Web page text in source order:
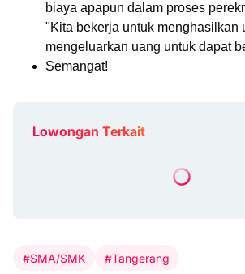
biaya apapun dalam proses
"Kita bekerja untuk menghasilkan
mengeluarkan uang untuk dapat
Semangat!
Lowongan Terkait
#SMA/SMK #Tangerang